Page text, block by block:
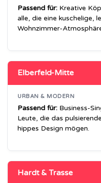
Passend für: Kreative
alle, die eine kuschelige,
Wohnzimmer-
Elberfeld-Mitte
URBAN & MODERN
Passend für: Business-
Leute, die das
hippes Design mögen.
Hardt & Trasse